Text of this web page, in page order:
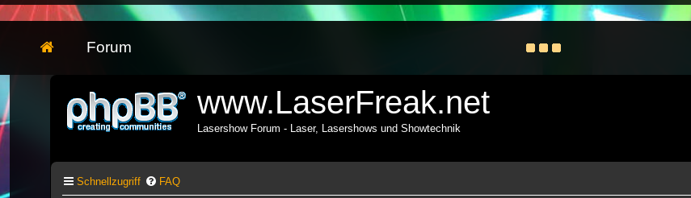
Forum
www.LaserFreak.net
Lasershow Forum - Laser, Lasershows und Showtechnik
Schnellzugriff FAQ